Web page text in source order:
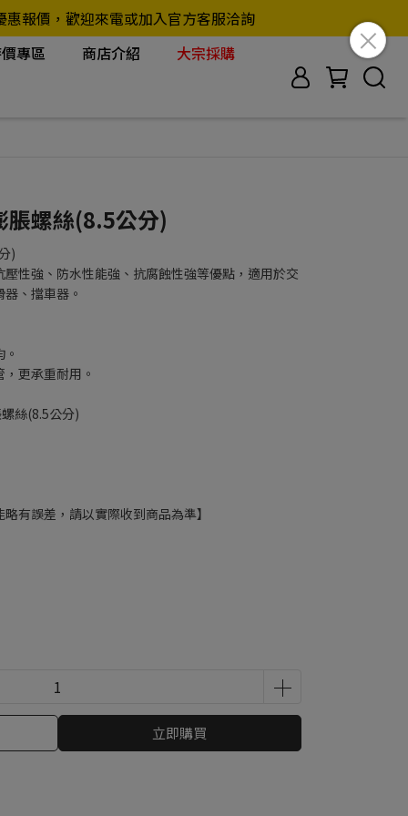
報價，歡迎來電或加入官方客服洽詢
專區 商店介紹
大宗採購
脹螺絲(8.5公分)
)
性強、防水性能強、抗腐蝕性強等優點，適用於交
、擋車器。
更承重耐用。
絲(8.5公分)
有誤差，請以實際收到商品為準】
立即購買